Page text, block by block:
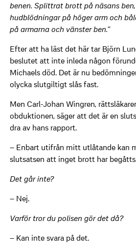
benen. Splittrat brott på näsans
hudblödningar på höger arm och
på armarna och vänster ben.”
Efter att ha läst det här tar Björn
beslutet att inte inleda någon
Michaels död. Det är nu
olycka slutgiltigt slås fast.
Men Carl-Johan Wingren,
obduktionen, säger att det är en
dra av hans rapport.
– Enbart utifrån mitt utlåtande kan
slutsatsen att inget brott har
Det går inte?
– Nej.
Varför tror du polisen gör det då?
– Kan inte svara på det.